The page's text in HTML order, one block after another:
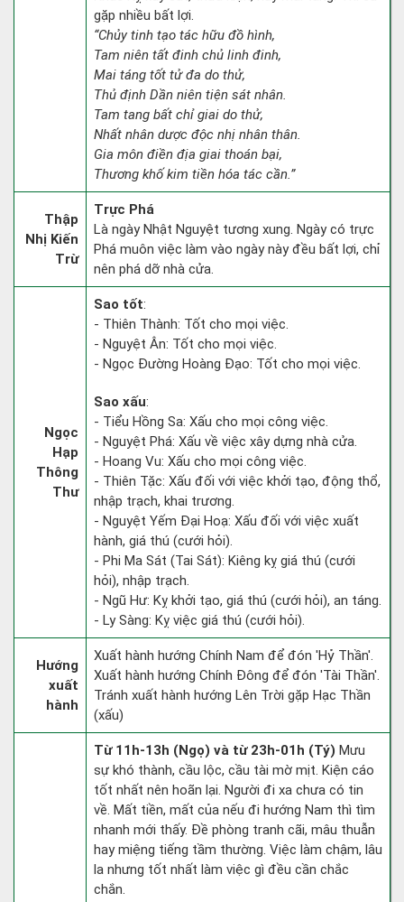
gặp nhiều bất lợi.
“Chủy tinh tạo tác hữu đồ hình,
Tam niên tất đinh chủ linh đinh,
Mai táng tốt tử đa do thử,
Thủ định Dần niên tiện sát nhân.
Tam tang bất chỉ giai do thử,
Nhất nhân dược độc nhị nhân thân.
Gia môn điền địa giai thoán bại,
Thương khố kim tiền hóa tác cần.”
Thập
Nhị Kiến
Trừ
Trực Phá
Là ngày Nhật Nguyệt tương xung. Ngày có trực
Phá muôn việc làm vào ngày này đều bất lợi, chỉ
nên phá dỡ nhà cửa.
Ngọc
Hạp
Thông
Thư
Sao tốt:
- Thiên Thành: Tốt cho mọi việc.
- Nguyệt Ân: Tốt cho mọi việc.
- Ngọc Đường Hoàng Đạo: Tốt cho mọi việc.
Sao xấu:
- Tiểu Hồng Sa: Xấu cho mọi công việc.
- Nguyệt Phá: Xấu về việc xây dựng nhà cửa.
- Hoang Vu: Xấu cho mọi công việc.
- Thiên Tặc: Xấu đối với việc khởi tạo, động thổ,
nhập trạch, khai trương.
- Nguyệt Yếm Đại Hoạ: Xấu đối với việc xuất
hành, giá thú (cưới hỏi).
- Phi Ma Sát (Tai Sát): Kiêng kỵ giá thú (cưới
hỏi), nhập trạch.
- Ngũ Hư: Kỵ khởi tạo, giá thú (cưới hỏi), an táng.
- Ly Sàng: Kỵ việc giá thú (cưới hỏi).
Hướng
xuất
hành
Xuất hành hướng Chính Nam để đón 'Hỷ Thần'.
Xuất hành hướng Chính Đông để đón 'Tài Thần'.
Tránh xuất hành hướng Lên Trời gặp Hạc Thần
(xấu)
Từ 11h-13h (Ngọ) và từ 23h-01h (Tý) Mưu
sự khó thành, cầu lộc, cầu tài mờ mịt. Kiện cáo
tốt nhất nên hoãn lại. Người đi xa chưa có tin
về. Mất tiền, mất của nếu đi hướng Nam thì tìm
nhanh mới thấy. Đề phòng tranh cãi, mâu thuẫn
hay miệng tiếng tầm thường. Việc làm chậm, lâu
la nhưng tốt nhất làm việc gì đều cần chắc
chắn.